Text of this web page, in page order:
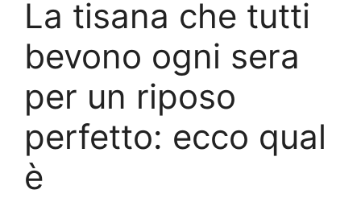
La tisana che tutti
bevono ogni sera
per un riposo
perfetto: ecco qual
è